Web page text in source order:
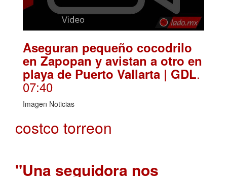
Aseguran pequeño cocodrilo
en Zapopan y avistan a otro en
playa de Puerto Vallarta | GDL.
07:40
Imagen Noticias
costco torreon
"Una seguidora nos